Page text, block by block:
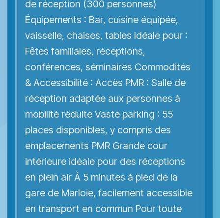
de réception (300 personnes)
Équipements : Bar, cuisine équipée,
vaisselle, chaises, tables Idéale pour :
Fêtes familiales, réceptions,
conférences, séminaires Commodités
& Accessibilité : Accès PMR : Salle de
réception adaptée aux personnes à
mobilité réduite Vaste parking : 55
places disponibles, y compris des
emplacements PMR Grande cour
intérieure idéale pour des réceptions
en plein air À 5 minutes à pied de la
gare de Marloie, facilement accessible
en transport en commun Pour toute